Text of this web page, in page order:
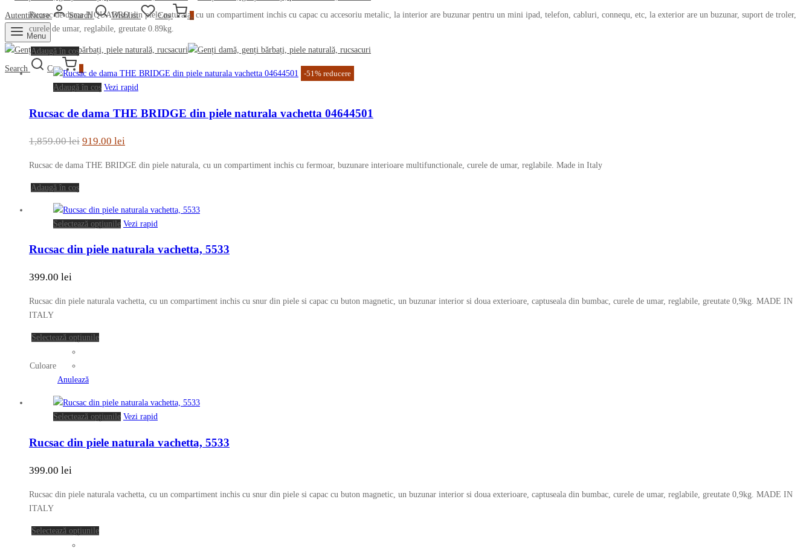
Autentificare Search Wishlist Coș 0
Menu
Search Coș
inițial
1,120.00 lei.
curent
este:
Rucsac de dama PIQUADRO din piele naturala, cu un compartiment inchis cu capac cu accesoriu metalic, la interior are buzunar pentru un mini ipad, telefon, cabluri, connequ, etc, la exterior are un buzunar, suport de troler,
curele de umar, reglabile, greutate 0.89kg.
Adaugă în coș
-51 % reducere
Adaugă în coș Vezi rapid
Rucsac de dama THE BRIDGE din piele naturala vachetta 04644501
1,859.00lei Prețul
1,859.00 lei.
919.00 lei
Rucsac de dama THE BRIDGE din piele naturala, cu un compartiment inchis cu fermoar, buzunare interioare multifunctionale, curele de umar, reglabile. Made in Italy
Adaugă în coș
Selectează opțiunile Acest
are
Opțiunile
Vezi rapid
Rucsac din piele naturala vachetta, 5533
399.00 lei
Rucsac din piele naturala vachetta, cu un compartiment inchis cu snur din piele si capac cu buton magnetic, un buzunar interior si doua exterioare, captuseala din bumbac, curele de umar, reglabile, greutate 0,9kg. MADE IN
ITALY
Selectează opțiunileAcest
variații.
Opțiunile
fi
pagina
Culoare
Anulează
Selectează opțiunile Acest
are
Opțiunile
Vezi rapid
Rucsac din piele naturala vachetta, 5533
399.00 lei
Rucsac din piele naturala vachetta, cu un compartiment inchis cu snur din piele si capac cu buton magnetic, un buzunar interior si doua exterioare, captuseala din bumbac, curele de umar, reglabile, greutate 0,9kg. MADE IN
ITALY
Selectează opțiunileAcest